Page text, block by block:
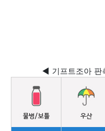
◀ 기프트조아 판